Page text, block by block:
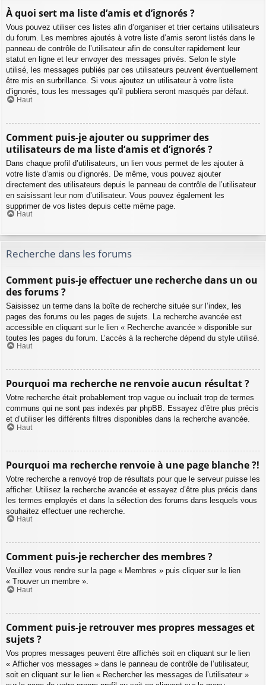
À quoi sert ma liste d’amis et d’ignorés ?
Vous pouvez utiliser ces listes afin d’organiser et trier certains utilisateurs
du forum. Les membres ajoutés à votre liste d’amis seront listés dans le
panneau de contrôle de l’utilisateur afin de consulter rapidement leur
statut en ligne et leur envoyer des messages privés. Selon le style
utilisé, les messages publiés par ces utilisateurs peuvent éventuellement
être mis en surbrillance. Si vous ajoutez un utilisateur à votre liste
d’ignorés, tous les messages qu’il publiera seront masqués par défaut.
Haut
Comment puis-je ajouter ou supprimer des
utilisateurs de ma liste d’amis et d’ignorés ?
Dans chaque profil d’utilisateurs, un lien vous permet de les ajouter à
votre liste d’amis ou d’ignorés. De même, vous pouvez ajouter
directement des utilisateurs depuis le panneau de contrôle de l’utilisateur
en saisissant leur nom d’utilisateur. Vous pouvez également les
supprimer de vos listes depuis cette même page.
Haut
Recherche dans les forums
Comment puis-je effectuer une recherche dans un ou
des forums ?
Saisissez un terme dans la boîte de recherche située sur l’index, les
pages des forums ou les pages de sujets. La recherche avancée est
accessible en cliquant sur le lien « Recherche avancée » disponible sur
toutes les pages du forum. L’accès à la recherche dépend du style utilisé.
Haut
Pourquoi ma recherche ne renvoie aucun résultat ?
Votre recherche était probablement trop vague ou incluait trop de termes
communs qui ne sont pas indexés par phpBB. Essayez d’être plus précis
et d’utiliser les différents filtres disponibles dans la recherche avancée.
Haut
Pourquoi ma recherche renvoie à une page blanche ?!
Votre recherche a renvoyé trop de résultats pour que le serveur puisse les
afficher. Utilisez la recherche avancée et essayez d’être plus précis dans
les termes employés et dans la sélection des forums dans lesquels vous
souhaitez effectuer une recherche.
Haut
Comment puis-je rechercher des membres ?
Veuillez vous rendre sur la page « Membres » puis cliquer sur le lien
« Trouver un membre ».
Haut
Comment puis-je retrouver mes propres messages et
sujets ?
Vos propres messages peuvent être affichés soit en cliquant sur le lien
« Afficher vos messages » dans le panneau de contrôle de l’utilisateur,
soit en cliquant sur le lien « Rechercher les messages de l’utilisateur »